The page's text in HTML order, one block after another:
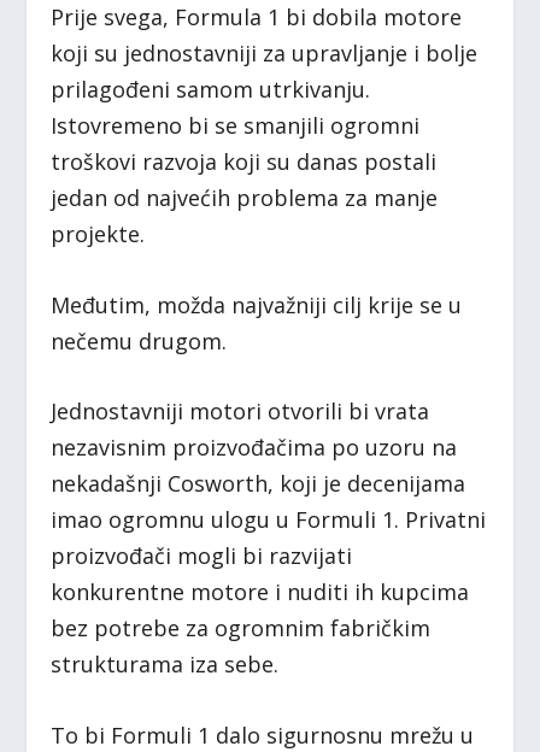
Prije svega, Formula 1 bi dobila motore
koji su jednostavniji za upravljanje i bolje
prilagođeni samom utrkivanju.
Istovremeno bi se smanjili ogromni
troškovi razvoja koji su danas postali
jedan od najvećih problema za manje
projekte.
Međutim, možda najvažniji cilj krije se u
nečemu drugom.
Jednostavniji motori otvorili bi vrata
nezavisnim proizvođačima po uzoru na
nekadašnji Cosworth, koji je decenijama
imao ogromnu ulogu u Formuli 1. Privatni
proizvođači mogli bi razvijati
konkurentne motore i nuditi ih kupcima
bez potrebe za ogromnim fabričkim
strukturama iza sebe.
To bi Formuli 1 dalo sigurnosnu mrežu u